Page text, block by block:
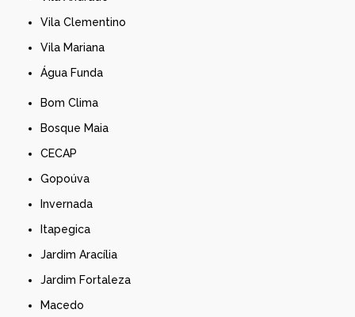
Vila Clementino
Vila Mariana
Água Funda
Bom Clima
Bosque Maia
CECAP
Gopoúva
Invernada
Itapegica
Jardim Aracília
Jardim Fortaleza
Macedo